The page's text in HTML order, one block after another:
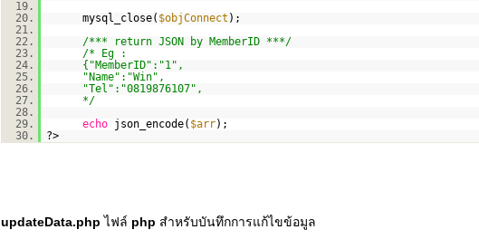
19.
20.
mysql_close( $objConnect );
21.
22.
/*** return JSON by MemberID ***/
23.
/* Eg :
24.
{"MemberID":"1",
25.
"Name":"Win",
26.
"Tel":"0819876107",
27.
*/
28.
29.
echo json_encode( $arr);
30.
?>
updateData.php ไฟล์ php สำหรับบันทึกการแก้ไขข้อมูล